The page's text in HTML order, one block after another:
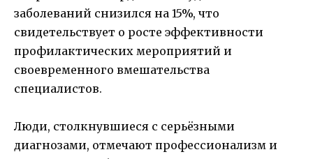
заболеваний снизился на 15%, что
свидетельствует о росте эффективности
профилактических мероприятий и
своевременного вмешательства
специалистов.
Люди, столкнувшиеся с серьёзными
диагнозами, отмечают профессионализм и